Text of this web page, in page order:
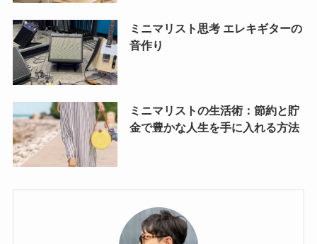
ミニマリスト思考 エレキギターの
音作り
ミニマリストの生活術：節約と貯
金で豊かな人生を手に入れる方法